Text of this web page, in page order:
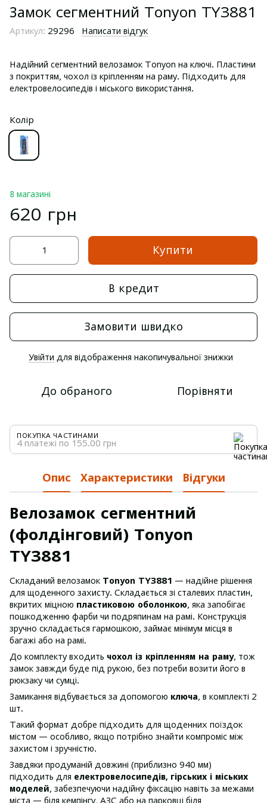
Замок сегментний Tonyon TY3881
Артикул: 29296 Написати відгук
Надійний сегментний велозамок Tonyon на ключі. Пластини
з покриттям, чохол із кріпленням на раму. Підходить для
електровелосипедів і міського використання.
Колір
В магазині
620 грн
Купити
В кредит
Замовити швидко
Увійти для відображення накопичувальної знижки
До обраного Порівняти
ПОКУПКА ЧАСТИНАМИ
4 платежі по 155.00 грн
Опис Характеристики Відгуки
Велозамок сегментний
(фолдінговий) Tonyon
TY3881
Складаний велозамок Tonyon TY3881 — надійне рішення
для щоденного захисту. Складається зі сталевих пластин,
вкритих міцною пластиковою оболонкою, яка запобігає
пошкодженню фарби чи подряпинам на рамі. Конструкція
зручно складається гармошкою, займає мінімум місця в
багажі або на рамі.
До комплекту входить чохол із кріпленням на раму, тож
замок завжди буде під рукою, без потреби возити його в
рюкзаку чи сумці.
Замикання відбувається за допомогою ключа, в комплекті 2
шт.
Такий формат добре підходить для щоденних поїздок
містом — особливо, якщо потрібно знайти компроміс між
захистом і зручністю.
Завдяки продуманій довжині (приблизно 940 мм)
підходить для електровелосипедів, гірських і міських
моделей, забезпечуючи надійну фіксацію навіть за межами
міста — біля кемпінгу, АЗС або на парковці біля